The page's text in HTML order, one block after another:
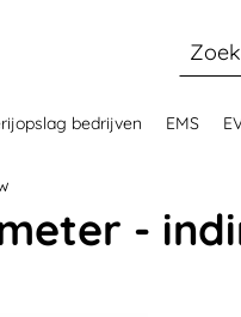
bedrijven EMS
-